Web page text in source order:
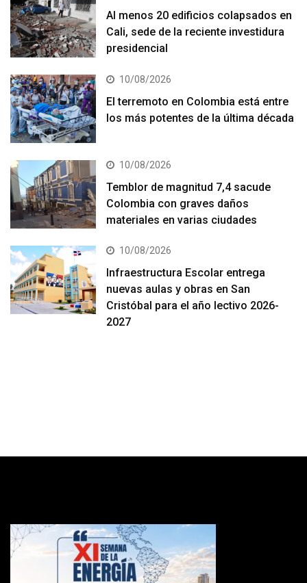
Al menos 20 edificios colapsados en
Cali, sede de la reciente investidura
presidencial
10/08/2026
El terremoto en Colombia está entre
los más potentes de la última década
10/08/2026
Temblor de magnitud 7,4 sacude
Colombia con graves daños
materiales en varias ciudades
10/08/2026
Infraestructura Escolar entrega
nuevas aulas y obras en San
Cristóbal para el año lectivo 2026-
2027